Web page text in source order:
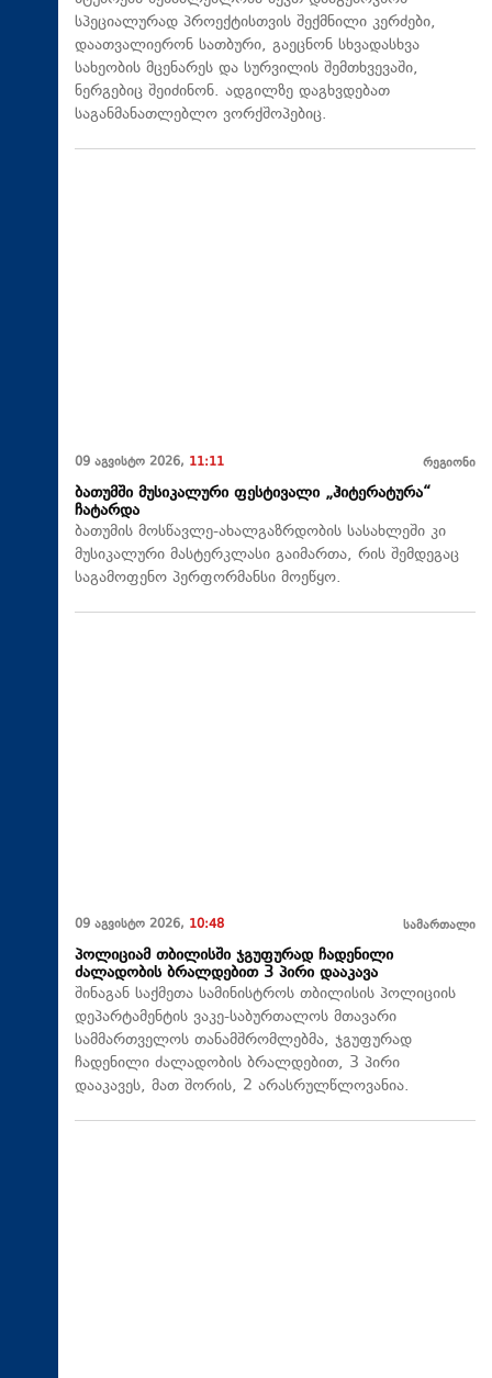
სპეციალურად პროექტისთვის შექმნილი კერძები,
დაათვალიერონ სათბური, გაეცნონ სხვადასხვა
სახეობის მცენარეს და სურვილის შემთხვევაში,
ნერგებიც შეიძინონ. ადგილზე დაგხვდებათ
საგანმანათლებლო ვორქშოპებიც.
09 აგვისტო 2026, 11:11 რეგიონი
ბათუმში მუსიკალური ფესტივალი „ჰიტერატურა“
ჩატარდა
ბათუმის მოსწავლე-ახალგაზრდობის სასახლეში კი
მუსიკალური მასტერკლასი გაიმართა, რის შემდეგაც
საგამოფენო პერფორმანსი მოეწყო.
09 აგვისტო 2026, 10:48 სამართალი
პოლიციამ თბილისში ჯგუფურად ჩადენილი
ძალადობის ბრალდებით 3 პირი დააკავა
შინაგან საქმეთა სამინისტროს თბილისის პოლიციის
დეპარტამენტის ვაკე-საბურთალოს მთავარი
სამმართველოს თანამშრომლებმა, ჯგუფურად
ჩადენილი ძალადობის ბრალდებით, 3 პირი
დააკავეს, მათ შორის, 2 არასრულწლოვანია.